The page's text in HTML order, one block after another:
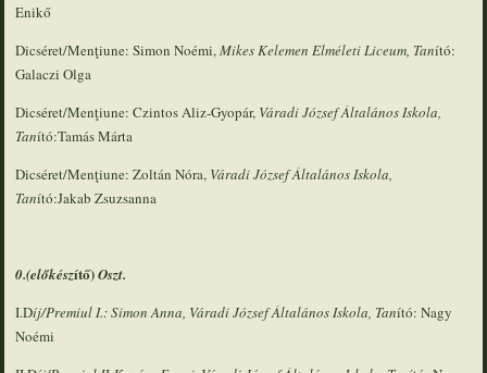
Enikő
Dicséret/Menţiune: Simon Noémi,Mikes Kelemen Elméleti Liceum, Tanító:
Galaczi Olga
Dicséret/Menţiune: Czintos Aliz-Gyopár, Váradi József Általános Iskola,
Tanító:Tamás Márta
Dicséret/Menţiune: Zoltán Nóra, Váradi József Általános Iskola,
Tanító:Jakab Zsuzsanna
0.(előkészítő)Oszt.
I.Díj/Premiul I.: Simon Anna, Váradi József Általános Iskola, Tanító: Nagy
Noémi